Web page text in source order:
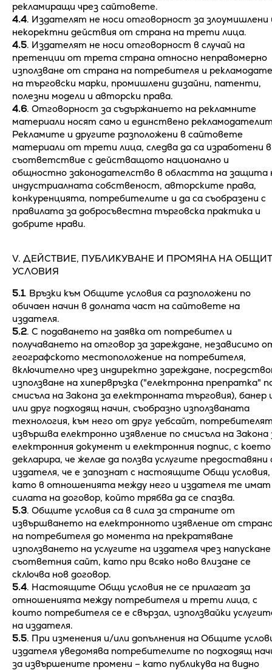
рекламиращи чрез сайтовете.
4.4. Издателят не носи отговорност за злоумишлени
некоректни действия от страна на трети лица.
4.5. Издателят не носи отговорност в случай на
претенции от трета страна относно неправомерно
използване от страна на потребителя и
на търговски марки, промишлени дизайни, патенти,
полезни модели и авторски права.
4.6. Отговорност за съдържанието на рекламните
материали носят само и единствено
Рекламите и другите разположени в сайтовете
материали от трети лица, следва да са изработени в
съответствие с действащото национално и
общностно законодателство в областта на защита
индустриалната собственост, авторските права,
конкуренцията, потребителите и да са съобразени с
правилата за добросъвестна търговска практика и
добрите нрави.
V. ДЕЙСТВИЕ, ПУБЛИКУВАНЕ И ПРОМЯНА НА
УСЛОВИЯ
5.1. Връзки към Общите условия са разположени по
обичаен начин в долната част на сайтовете на
издателя.
5.2. С подаването на заявка от потребител и
получаването на отговор за зареждане, независимо
географското местоположение на потребителя,
включително чрез индиректно зареждане,
използване на хипервръзка ("електронна препратка"
смисъла на Закона за електронната търговия), банер
или друг подходящ начин, съобразно използваната
технология, към него от друг уебсайт,
извършва електронно изявление по смисъла на Закона
електронния документ и електронния подпис, с което
декларира, че желае да ползва услугите
издателя, че е запознат с настоящите Общи условия,
като в отношенията между него и издателя те имат
силата на договор, който трябва да се спазва.
5.3. Общите условия са в сила за страните от
извършването на електронното изявление от
на потребителя до момента на прекратяване
използването на услугите на издателя чрез
съответния сайт, като при всяко ново влизане се
сключва нов договор.
5.4. Настоящите Общи условия не се прилагат за
отношенията между потребителя и трети лица, с
които потребителя се е свързал, използвайки
на издателя.
5.5. При изменения и/или допълнения на Общите
издателя уведомява потребителите по подходящ
за извършените промени – като публикува на видно